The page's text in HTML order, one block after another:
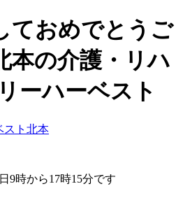
ておめでとうご
本の介護・リハ
ーハーベスト